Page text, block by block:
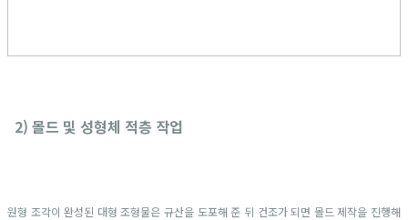
2) 몰드 및 성형체 적층 작업
원형 조각이 완성된 대형 조형물은 규산을 도포해 준 뒤 건조가 되면 몰드 제작을 진행해